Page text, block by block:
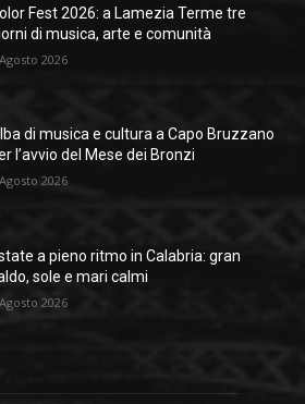
Fest 2026: a Lamezia Terme tre
di musica, arte e comunità
2026
di musica e cultura a Capo Bruzzano
l’avvio del Mese dei Bronzi
2026
a pieno ritmo in Calabria: gran
sole e mari calmi
2026